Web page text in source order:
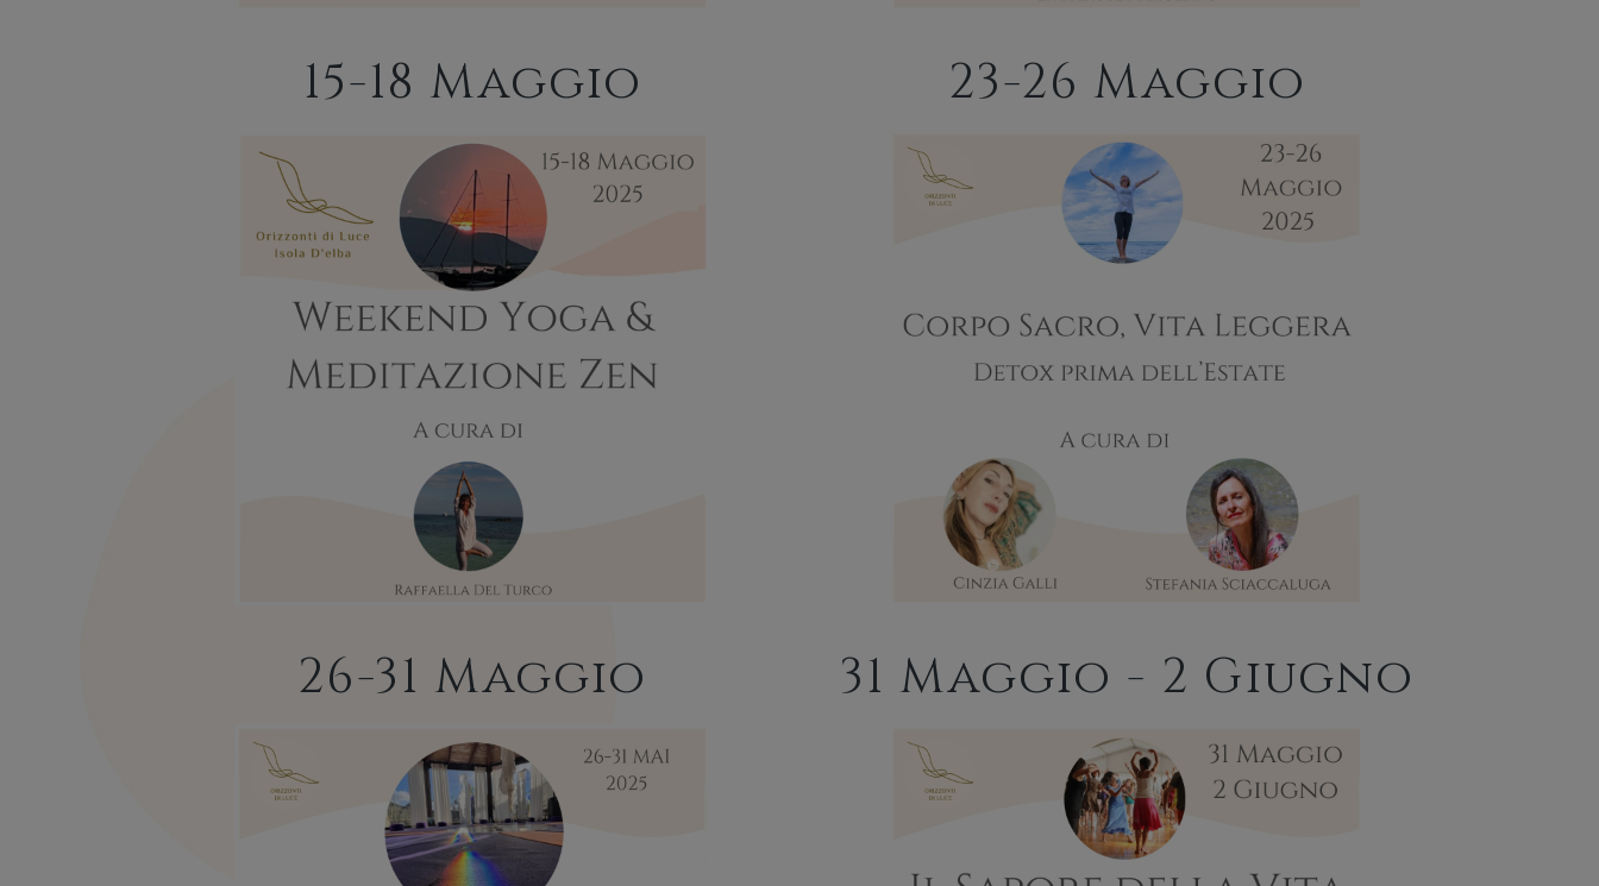
15-18 Maggio 23-26 Maggio
26-31 Maggio 31 Maggio - 2 Giugno